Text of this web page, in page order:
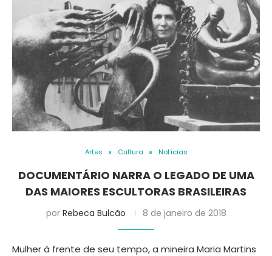
Artes Cultura Notícias
DOCUMENTÁRIO NARRA O LEGADO DE UMA
DAS MAIORES ESCULTORAS BRASILEIRAS
por Rebeca Bulcão 8 de janeiro de 2018
Mulher à frente de seu tempo, a mineira Maria Martins